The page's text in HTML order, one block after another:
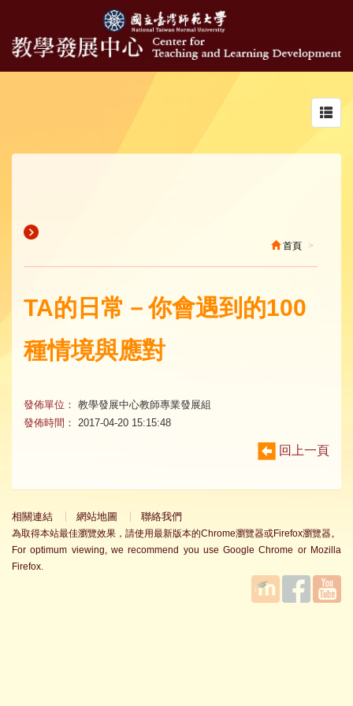
首頁
TA的日常－你會遇到的100
種情境與應對
發佈單位： 教學發展中心教師專業發展組
發佈時間：
2017-04-20 15:15:48
回上一頁
相關連結 網站地圖 聯絡我們
為取得本站最佳瀏覽效果，請使用最新版本的Chrome瀏覽器或Firefox瀏覽器。
For optimum viewing, we recommend you use Google Chrome or Mozilla
Firefox.